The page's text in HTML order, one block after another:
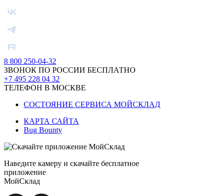
8 800 250-04-32
ЗВОНОК ПО РОССИИ БЕСПЛАТНО
+7 495 228 04 32
ТЕЛЕФОН В МОСКВЕ
СОСТОЯНИЕ СЕРВИСА МОЙСКЛАД
КАРТА САЙТА
Bug Bounty
Наведите камеру и скачайте бесплатное
приложение
МойСклад